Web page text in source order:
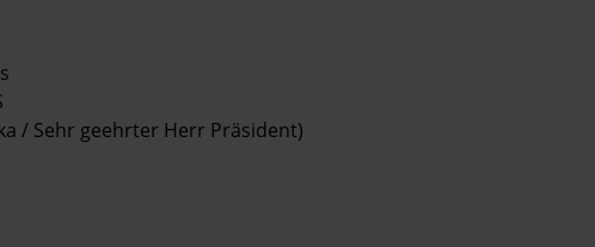
/ Sehr geehrter Herr Präsident)